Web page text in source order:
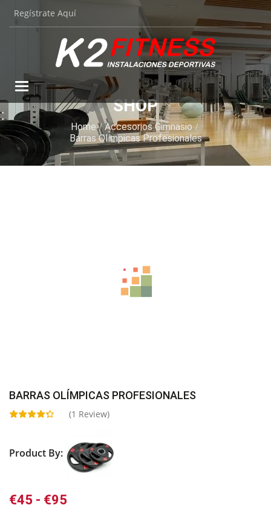
Regístrate Aquí
Toggle
navigation
SHOP
Home
Accesorios Gimnasio
Barras Olímpicas Profesionales
BARRAS OLÍMPICAS PROFESIONALES
(1 Review)
Product By:
€45 - €95